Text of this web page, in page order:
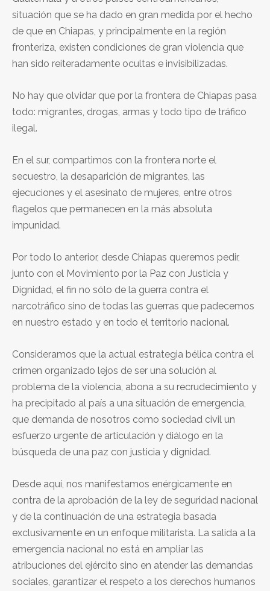
situación que se ha dado en gran medida por el hecho
de que en Chiapas, y principalmente en la región
fronteriza, existen condiciones de gran violencia que
han sido reiteradamente ocultas e invisibilizadas.
No hay que olvidar que por la frontera de Chiapas pasa
todo: migrantes, drogas, armas y todo tipo de tráfico
ilegal.
En el sur, compartimos con la frontera norte el
secuestro, la desaparición de migrantes, las
ejecuciones y el asesinato de mujeres, entre otros
flagelos que permanecen en la más absoluta
impunidad.
Por todo lo anterior, desde Chiapas queremos pedir,
junto con el Movimiento por la Paz con Justicia y
Dignidad, el fin no sólo de la guerra contra el
narcotráfico sino de todas las guerras que padecemos
en nuestro estado y en todo el territorio nacional.
Consideramos que la actual estrategia bélica contra el
crimen organizado lejos de ser una solución al
problema de la violencia, abona a su recrudecimiento y
ha precipitado al país a una situación de emergencia,
que demanda de nosotros como sociedad civil un
esfuerzo urgente de articulación y diálogo en la
búsqueda de una paz con justicia y dignidad.
Desde aquí, nos manifestamos enérgicamente en
contra de la aprobación de la ley de seguridad nacional
y de la continuación de una estrategia basada
exclusivamente en un enfoque militarista. La salida a la
emergencia nacional no está en ampliar las
atribuciones del ejército sino en atender las demandas
sociales, garantizar el respeto a los derechos humanos